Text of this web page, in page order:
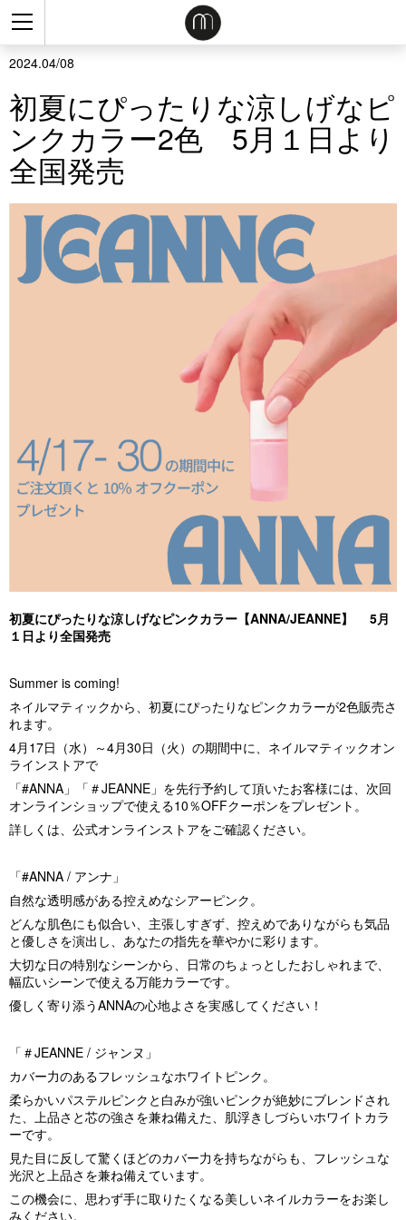
2024.04/08
初夏にぴったりな涼しげなピ
ンクカラー2色 5月１日より
全国発売
初夏にぴったりな涼しげなピンクカラー【ANNA/JEANNE】 5月
１日より全国発売
Summer is coming!
ネイルマティックから、初夏にぴったりなピンクカラーが2色販売さ
れます。
4月 17日（水）～4月30日（火）の期間中に、ネイルマティックオン
ラインストアで
「#ANNA 」「＃JEANNE 」を先行予約して頂いたお客様には、次回
オンラインショップで使える10％OFFクーポンをプレゼント。
詳しくは、公式オンラインストアをご確認ください。
「#ANNA / アンナ 」
自然な透明感がある控えめなシアーピンク。
どんな肌色にも似合い、主張しすぎず、控えめでありながらも気品
と優しさを演出し、あなたの指先を華やかに彩ります。
大切な日の特別なシーンから、日常のちょっとしたおしゃれまで、
幅広いシーンで使える万能カラーです。
優しく寄り添うANNAの心地よさを実感してください！
「 ＃JEANNE / ジャンヌ 」
カバー力のあるフレッシュなホワイトピンク。
柔らかいパステルピンクと白みが強いピンクが絶妙にブレンドされ
た、上品さと芯の強さを兼ね備えた、肌浮きしづらいホワイトカラ
ーです。
見た目に反して驚くほどのカバー力を持ちながらも、フレッシュな
光沢と上品さを兼ね備えています。
この機会に、思わず手に取りたくなる美しいネイルカラーをお楽し
みください。